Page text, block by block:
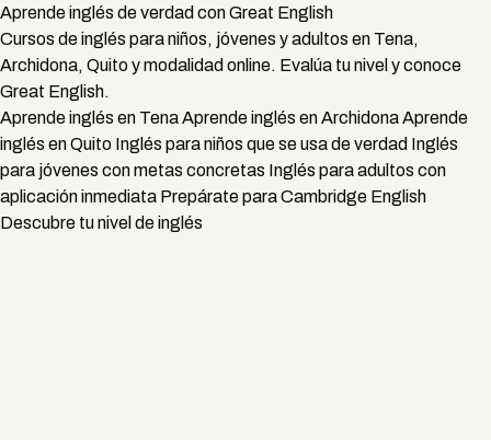
Aprende inglés de verdad con Great English
Cursos de inglés para niños, jóvenes y adultos en Tena,
Archidona, Quito y modalidad online. Evalúa tu nivel y conoce
Great English.
Aprende inglés en TenaAprende inglés en ArchidonaAprende
inglés en Quito Inglés para niños que se usa de verdad Inglés
para jóvenes con metas concretas Inglés para adultos con
aplicación inmediata Prepárate para Cambridge English
Descubre tu nivel de inglés